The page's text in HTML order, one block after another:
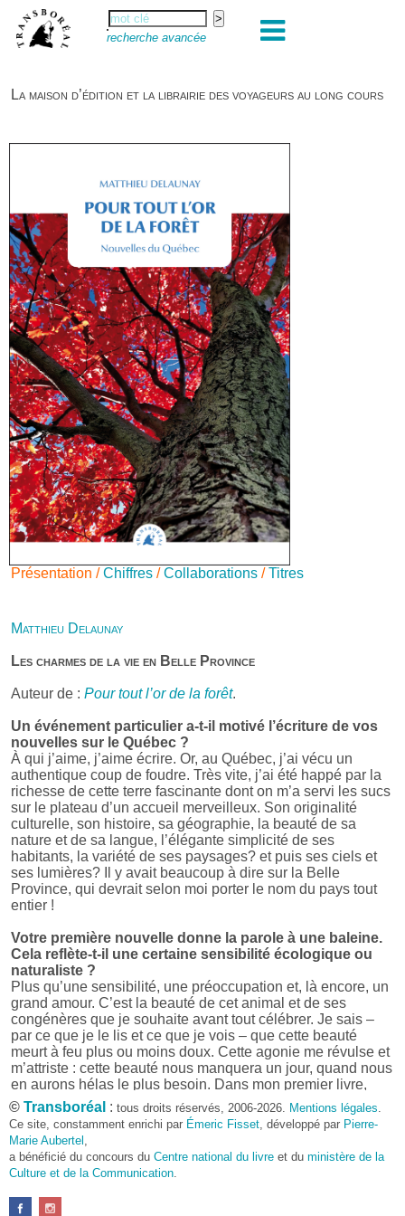
recherche avancée
La maison d’édition et la librairie des voyageurs au long cours
Présentation /Chiffres /Collaborations /Titres
Matthieu Delaunay
Les charmes de la vie en Belle Province
Auteur de : Pour tout l’or de la forêt.
Un événement particulier a-t-il motivé l’écriture de vos
nouvelles sur le Québec ?
À qui j’aime, j’aime écrire. Or, au Québec, j’ai vécu un
authentique coup de foudre. Très vite, j’ai été happé par la
richesse de cette terre fascinante dont on m’a servi les sucs
sur le plateau d’un accueil merveilleux. Son originalité
culturelle, son histoire, sa géographie, la beauté de sa
nature et de sa langue, l’élégante simplicité de ses
habitants, la variété de ses paysages? et puis ses ciels et
ses lumières? Il y avait beaucoup à dire sur la Belle
Province, qui devrait selon moi porter le nom du pays tout
entier !
Votre première nouvelle donne la parole à une baleine.
Cela reflète-t-il une certaine sensibilité écologique ou
naturaliste ?
Plus qu’une sensibilité, une préoccupation et, là encore, un
grand amour. C’est la beauté de cet animal et de ses
congénères que je souhaite avant tout célébrer. Je sais –
par ce que je le lis et ce que je vois – que cette beauté
meurt à feu plus ou moins doux. Cette agonie me révulse et
m’attriste : cette beauté nous manquera un jour, quand nous
en aurons hélas le plus besoin. Dans mon premier livre,
j’avais pris goût à me mettre dans la peau d’une bête. Outre
l’intérêt de l’exercice littéraire, il me semble que cela peut
être un bon moyen pour transmettre certains messages.
Pourquoi avoir choisi le format des nouvelles plutôt
qu’un autre ?
D’abord parce que j’aime (décidément!) en lire !
© Transboréal : tous droits réservés, 2006-2026. Mentions légales
Ce site, constamment enrichi par Émeric Fisset , développé par Pierre-
Marie Aubertel
a bénéficié du concours du Centre national du livre et du ministère de la
Culture et de la Communication